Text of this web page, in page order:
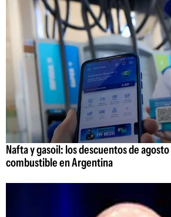
Nafta y gasoil: los descuentos de
combustible en Argentina